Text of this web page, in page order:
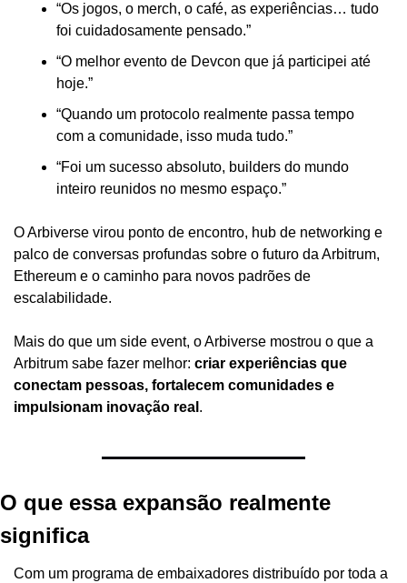
“Os jogos, o merch, o café, as experiências… tudo
foi cuidadosamente pensado.”
“O melhor evento de Devcon que já participei até
hoje.”
“Quando um protocolo realmente passa tempo
com a comunidade, isso muda tudo.”
“Foi um sucesso absoluto, builders do mundo
inteiro reunidos no mesmo espaço.”
O Arbiverse virou ponto de encontro, hub de networking e
palco de conversas profundas sobre o futuro da Arbitrum,
Ethereum e o caminho para novos padrões de
escalabilidade.
Mais do que um side event, o Arbiverse mostrou o que a
Arbitrum sabe fazer melhor: criar experiências que
conectam pessoas, fortalecem comunidades e
impulsionam inovação real .
O que essa expansão realmente
significa
Com um programa de embaixadores distribuído por toda a